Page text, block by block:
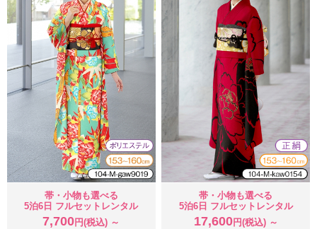
帯・小物も選べる
5泊6日 フルセットレンタル
7,700 円(税込) ～
帯・小物も選べる
5泊6日 フルセットレンタル
17,600円(税込) ～